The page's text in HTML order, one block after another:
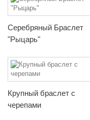
Серебряный Браслет
"Рыцарь"
Крупный браслет с
черепами